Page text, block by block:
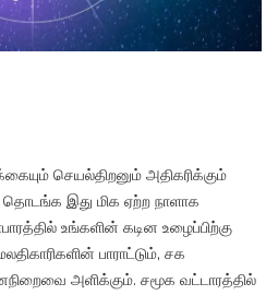
செயல்திறனும் அதிகரிக்கும்
தொடங்க இது மிக ஏற்ற நாளாக
உங்களின் கடின உழைப்பிற்கு
பாராட்டும், சக
அளிக்கும். சமூக வட்டாரத்தில்